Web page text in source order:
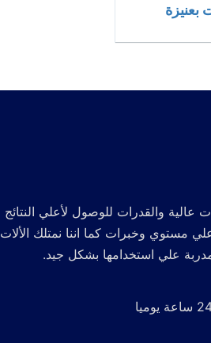
عالية والقدرات للوصول لأعلي النتائج
مستوي وخبرات كما اننا نمتلك الألات
مدربة علي استخدامها بشكل جيد.